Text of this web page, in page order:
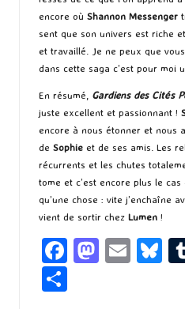
encore où Shannon Messenger
sent que son univers est riche
et travaillé. Je ne peux que
dans cette saga c’est pour moi
En résumé, Gardiens des Cités
juste excellent et passionnant !
encore à nous étonner et nous
de Sophie et de ses amis. Les
récurrents et les chutes
tome et c’est encore plus le
qu’une chose : vite j’enchaîne
vient de sortir chez Lumen !
Fa M E
Bl